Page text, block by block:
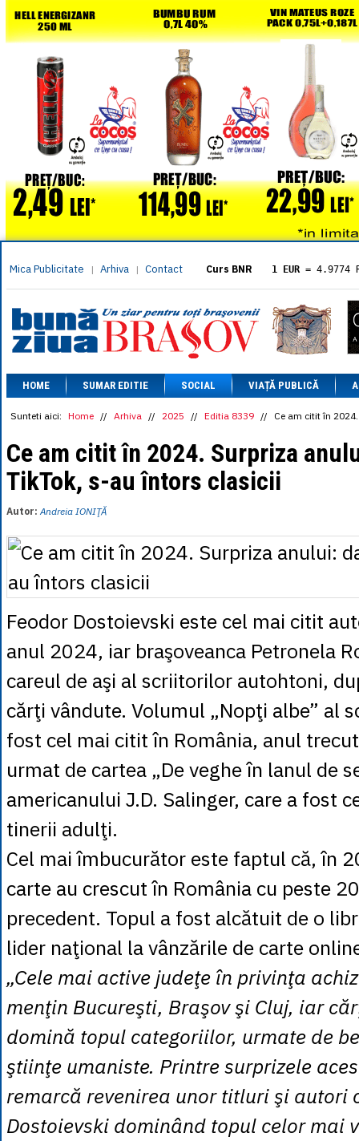
Mica Publicitate | Arhiva | Contact Curs BNR 1 EUR = 4.9774
= 5.8304
1 XAU= 464.4611
1 AED= 1.1933
1 AUD= 2.7957
1 BGN= 2.5449
1 CAD= 3.1559
1 CHF= 5.2813
1 CNY= 0.6015
1 DKK
= 0.6668
1 EGP
= 0.0860
1 HUF
= 0.2227
1 NOK = 0.4191
1 RSD= 0.0425
1 RUB = 0.0530
1 SEK= 0.4526
1 TRY
= 0.1141
1 UAH = 0.1048
1 XDR
= 5.9383
1 ZAR= 0.2318
HOME SUMAR EDITIE SOCIAL VIAȚĂ PUBLICĂ
Sunteti aici: Home // Arhiva // 2025 // Editia 8339 // Ce am citit în
Ce am citit în 2024. Surpriza
TikTok, s-au întors clasicii
Autor:Andreia IONIŢĂ
Feodor Dostoievski este cel mai citit
anul 2024, iar braşoveanca Petronela
careul de aşi al scriitorilor autohtoni,
cărţi vândute. Volumul „Nopţi albe” al
fost cel mai citit în România, anul
urmat de cartea „De veghe în lanul de
americanului J.D. Salinger, care a fost
tinerii adulţi.
Cel mai îmbucurător este faptul că, în
carte au crescut în România cu peste
precedent. Topul a fost alcătuit de o
lider naţional la vânzările de carte
„Cele mai active judeţe în privinţa
menţin Bucureşti, Braşov şi Cluj, iar
domină topul categoriilor, urmate de
ştiinţe umaniste. Printre surprizele
remarcă revenirea unor titluri şi autori
Dostoievski dominând topul celor mai